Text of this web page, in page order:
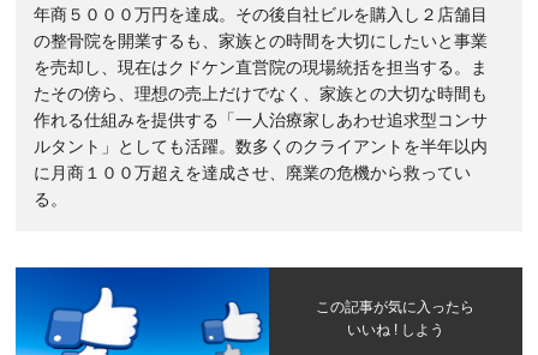
年商５０００万円を達成。その後自社ビルを購入し２店舗目
の整骨院を開業するも、家族との時間を大切にしたいと事業
を売却し、現在はクドケン直営院の現場統括を担当する。ま
たその傍ら、理想の売上だけでなく、家族との大切な時間も
作れる仕組みを提供する「一人治療家しあわせ追求型コンサ
ルタント」としても活躍。数多くのクライアントを半年以内
に月商１００万超えを達成させ、廃業の危機から救ってい
る。
この記事が気に入ったら
いいね ! しよう